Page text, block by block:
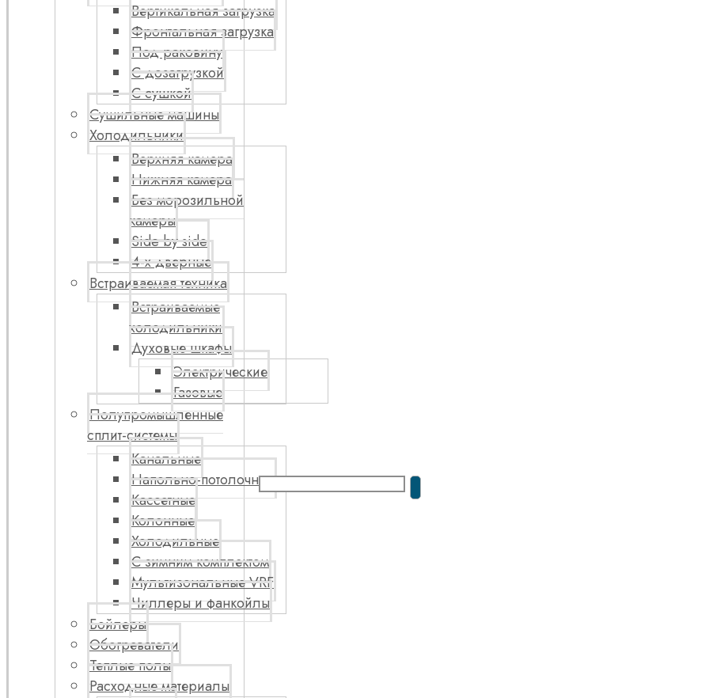
Вертикальная загрузка
Фронтальная загрузка
Под раковину
С дозагрузкой
С сушкой
Сушильные машины
Холодильники
Верхняя камера
Нижняя камера
Без морозильной
камеры
Side by side
4-х дверные
Встраиваемая техника
Встраиваемые
холодильники
Духовые шкафы
Электрические
Газовые
Полупромышленные
сплит-системы
Канальные
Напольно-потолочные
Кассетные
Колонные
Холодильные
С зимним комплектом
Мультизональные VRF
Чиллеры и фанкойлы
Бойлеры
Обогреватели
Теплые полы
Расходные материалы